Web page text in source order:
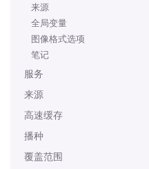
来源
全局变量
图像格式选项
笔记
服务
来源
高速缓存
播种
覆盖范围